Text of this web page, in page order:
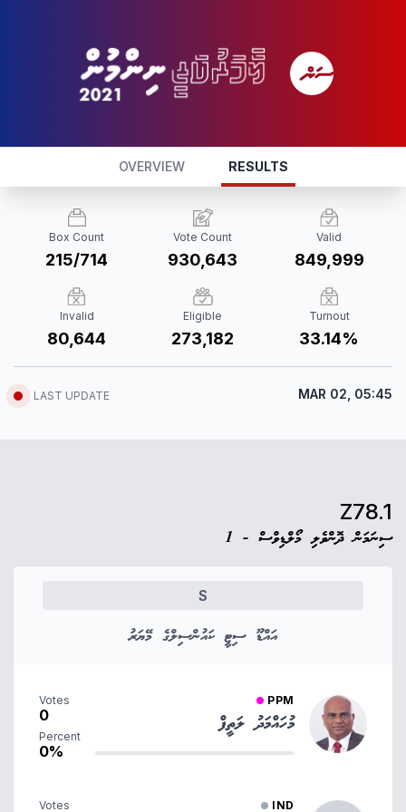
RESULTS
OVERVIEW
Box Count
215/714
Vote Count
930,643
Valid
849,999
Invalid
80,644
Eligible
273,182
Turnout
33.14%
LAST UPDATE MAR 02, 05:45
Z78.1
ސިނަމަން ދޮންވެލި މޯލްޑިވްސް - 1
S
އައްޑޫ ސިޓީ ކައުންސިލްގެ މޭޔަރު
PPM
މުހައްމަދު ލަތީފް
Votes
0
Percent
0%
IND
Votes